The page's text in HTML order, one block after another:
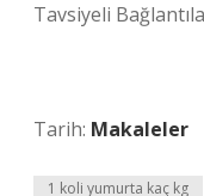
Tavsiyeli
Tarih: Makaleler
1 koli yumurta kaç kg